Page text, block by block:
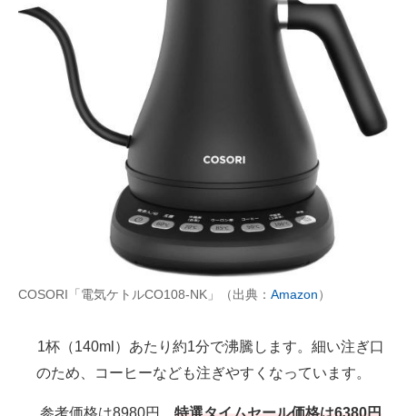
COSORI「電気ケトルCO108-NK」（出典： Amazon）
1杯（140ml）あたり約1分で沸騰します。細い注ぎ口
のため、コーヒーなども注ぎやすくなっています。